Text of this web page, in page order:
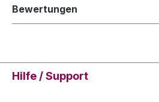
Bewertungen
Hilfe / Support